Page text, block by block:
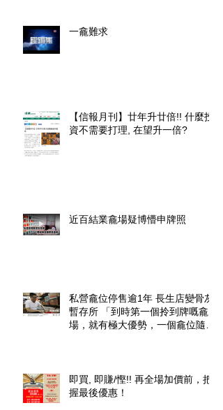
一龕難求
【信報月刊】廿年升廿倍!! 什麼投
資不需要打理, 在望升一倍?
近百結業龕場疑博懵申牌照
私營龕位停售逾1年 長生店變骨灰
暫存所 「到時第一個拎到牌嘅龕
場，就有極大優勢，一個龕位隨時
即買, 即賺/慳!! 再全場加價前，把
握最後優惠！